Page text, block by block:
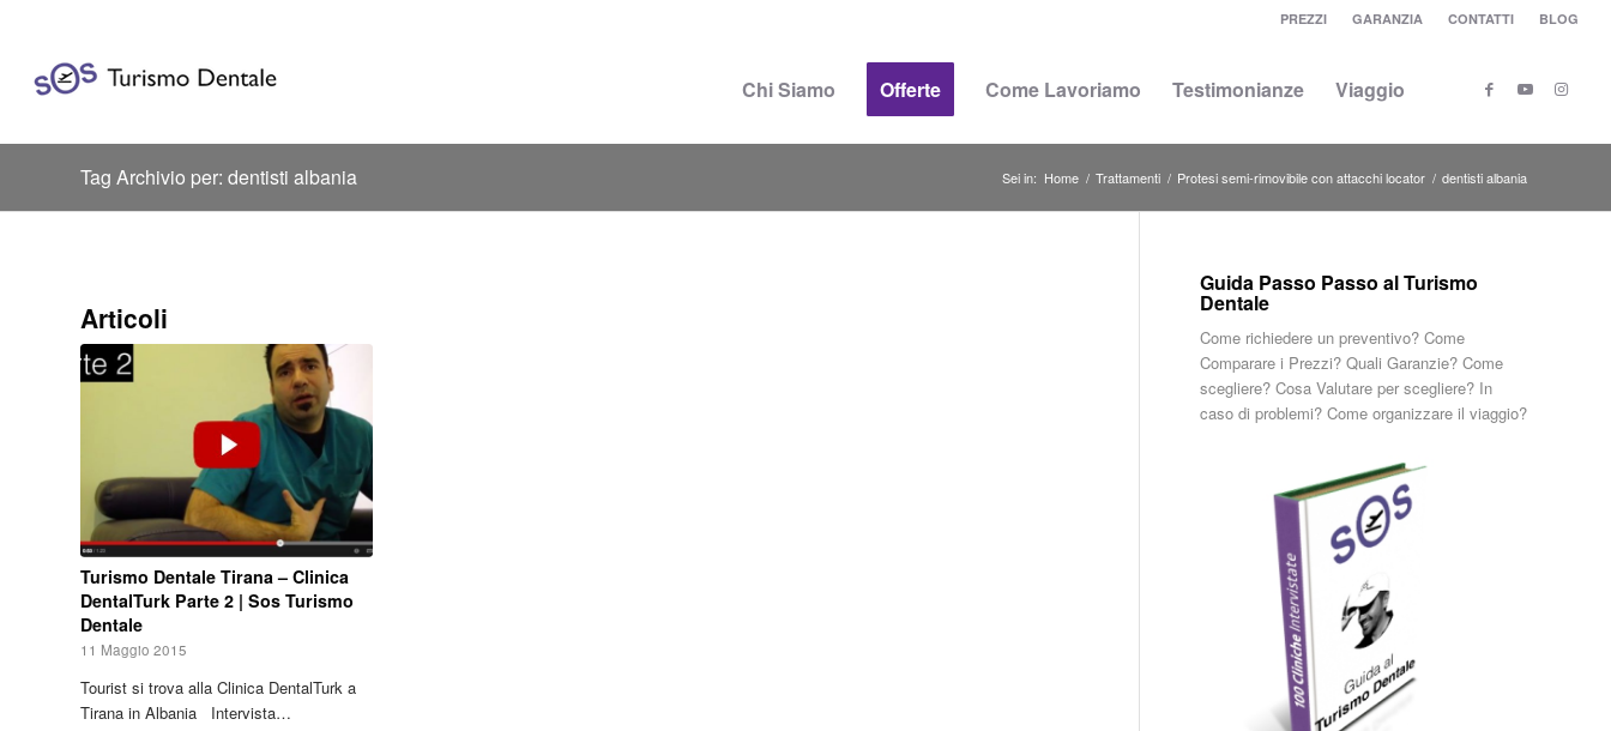
PREZZI GARANZIA CONTATTI BLOG
Chi Siamo Offerte Come Lavoriamo Testimonianze Viaggio
Tag Archivio per: dentisti albania Sei in: Home / Trattamenti / Protesi semi-rimovibile con attacchi locator / dentisti albania
Articoli
Turismo Dentale Tirana – Clinica
DentalTurk Parte 2 | Sos Turismo
Dentale
11 Maggio 2015
Tourist si trova alla Clinica DentalTurk a
Tirana in Albania Intervista…
Guida Passo Passo al Turismo
Dentale
Come richiedere un preventivo? Come
Comparare i Prezzi? Quali Garanzie? Come
scegliere? Cosa Valutare per scegliere? In
caso di problemi? Come organizzare il viaggio?